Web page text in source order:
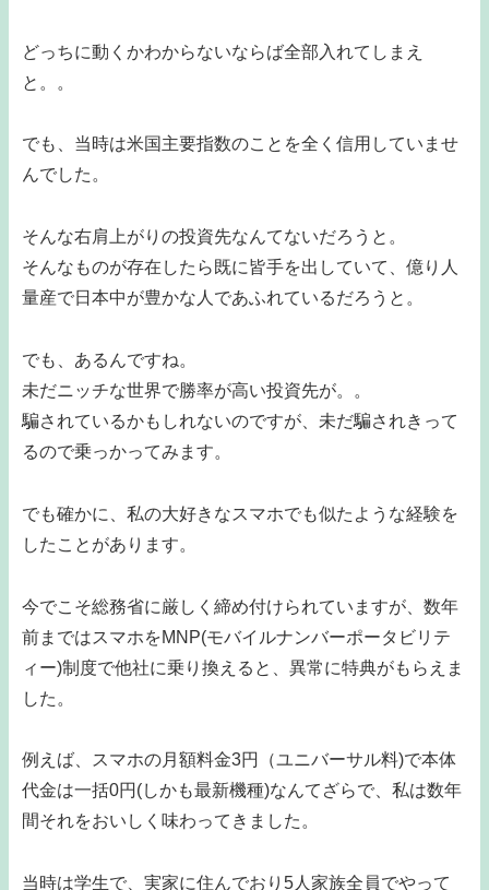
どっちに動くかわからないならば全部入れてしまえ
と。。
でも、当時は米国主要指数のことを全く信用していませ
んでした。
そんな右肩上がりの投資先なんてないだろうと。
そんなものが存在したら既に皆手を出していて、億り人
量産で日本中が豊かな人であふれているだろうと。
でも、あるんですね。
未だニッチな世界で勝率が高い投資先が。。
騙されているかもしれないのですが、未だ騙されきって
るので乗っかってみます。
でも確かに、私の大好きなスマホでも似たような経験を
したことがあります。
今でこそ総務省に厳しく締め付けられていますが、数年
前まではスマホをMNP(モバイルナンバーポータビリテ
ィー)制度で他社に乗り換えると、異常に特典がもらえま
した。
例えば、スマホの月額料金3円（ユニバーサル料)で本体
代金は一括0円(しかも最新機種)なんてざらで、私は数年
間それをおいしく味わってきました。
当時は学生で、実家に住んでおり5人家族全員でやって